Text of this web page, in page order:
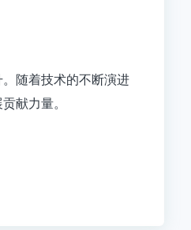
随着技术的不断演进
献力量。